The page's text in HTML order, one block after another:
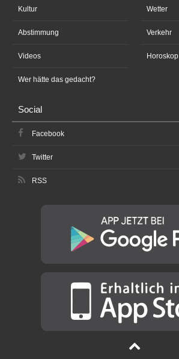
Kultur
Abstimmung
Videos
Wer hätte das gedacht?
Wetter
Verkehr
Horoskop
Social
Facebook
Twitter
RSS